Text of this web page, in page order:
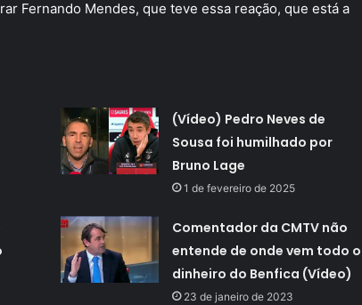
Fernando Mendes, que teve essa reação, que está a
(Vídeo) Pedro Neves de
Sousa foi humilhado por
Bruno Lage
1 de fevereiro de 2025
Comentador da CMTV não
entende de onde vem todo o
dinheiro do Benfica (Vídeo)
23 de janeiro de 2023